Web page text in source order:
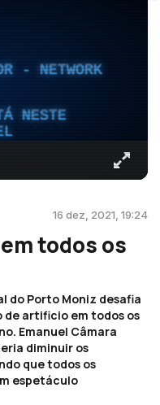
- NETWORK
NESTE
16 dez, 2021, 19:24
todos os
do Porto Moniz desafia
de artificio em todos os
Emanuel Câmara
diminuir os
que todos os
espetáculo